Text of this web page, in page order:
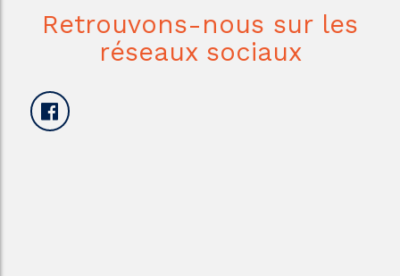
Retrouvons-nous sur les
réseaux sociaux